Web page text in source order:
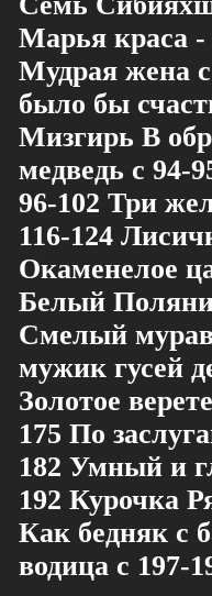
Марья краса -
Мудрая жена
было бы
Мизгирь В
медведь c 94-
96-102 Три
116-124
Окаменелое
Белый
Смелый
мужик гусей
Золотое
175 По
182 Умный и
192 Курочка
Как бедняк с
водица c 197-